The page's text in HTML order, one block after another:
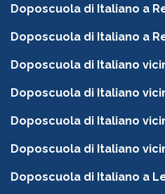
Doposcuola di Italiano a
Doposcuola di Italiano a
Doposcuola di Italiano
Doposcuola di Italiano
Doposcuola di Italiano
Doposcuola di Italiano
Doposcuola di Italiano a